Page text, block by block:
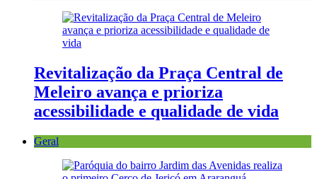
Revitalização da Praça Central de
Meleiro avança e prioriza
acessibilidade e qualidade de vida
Geral